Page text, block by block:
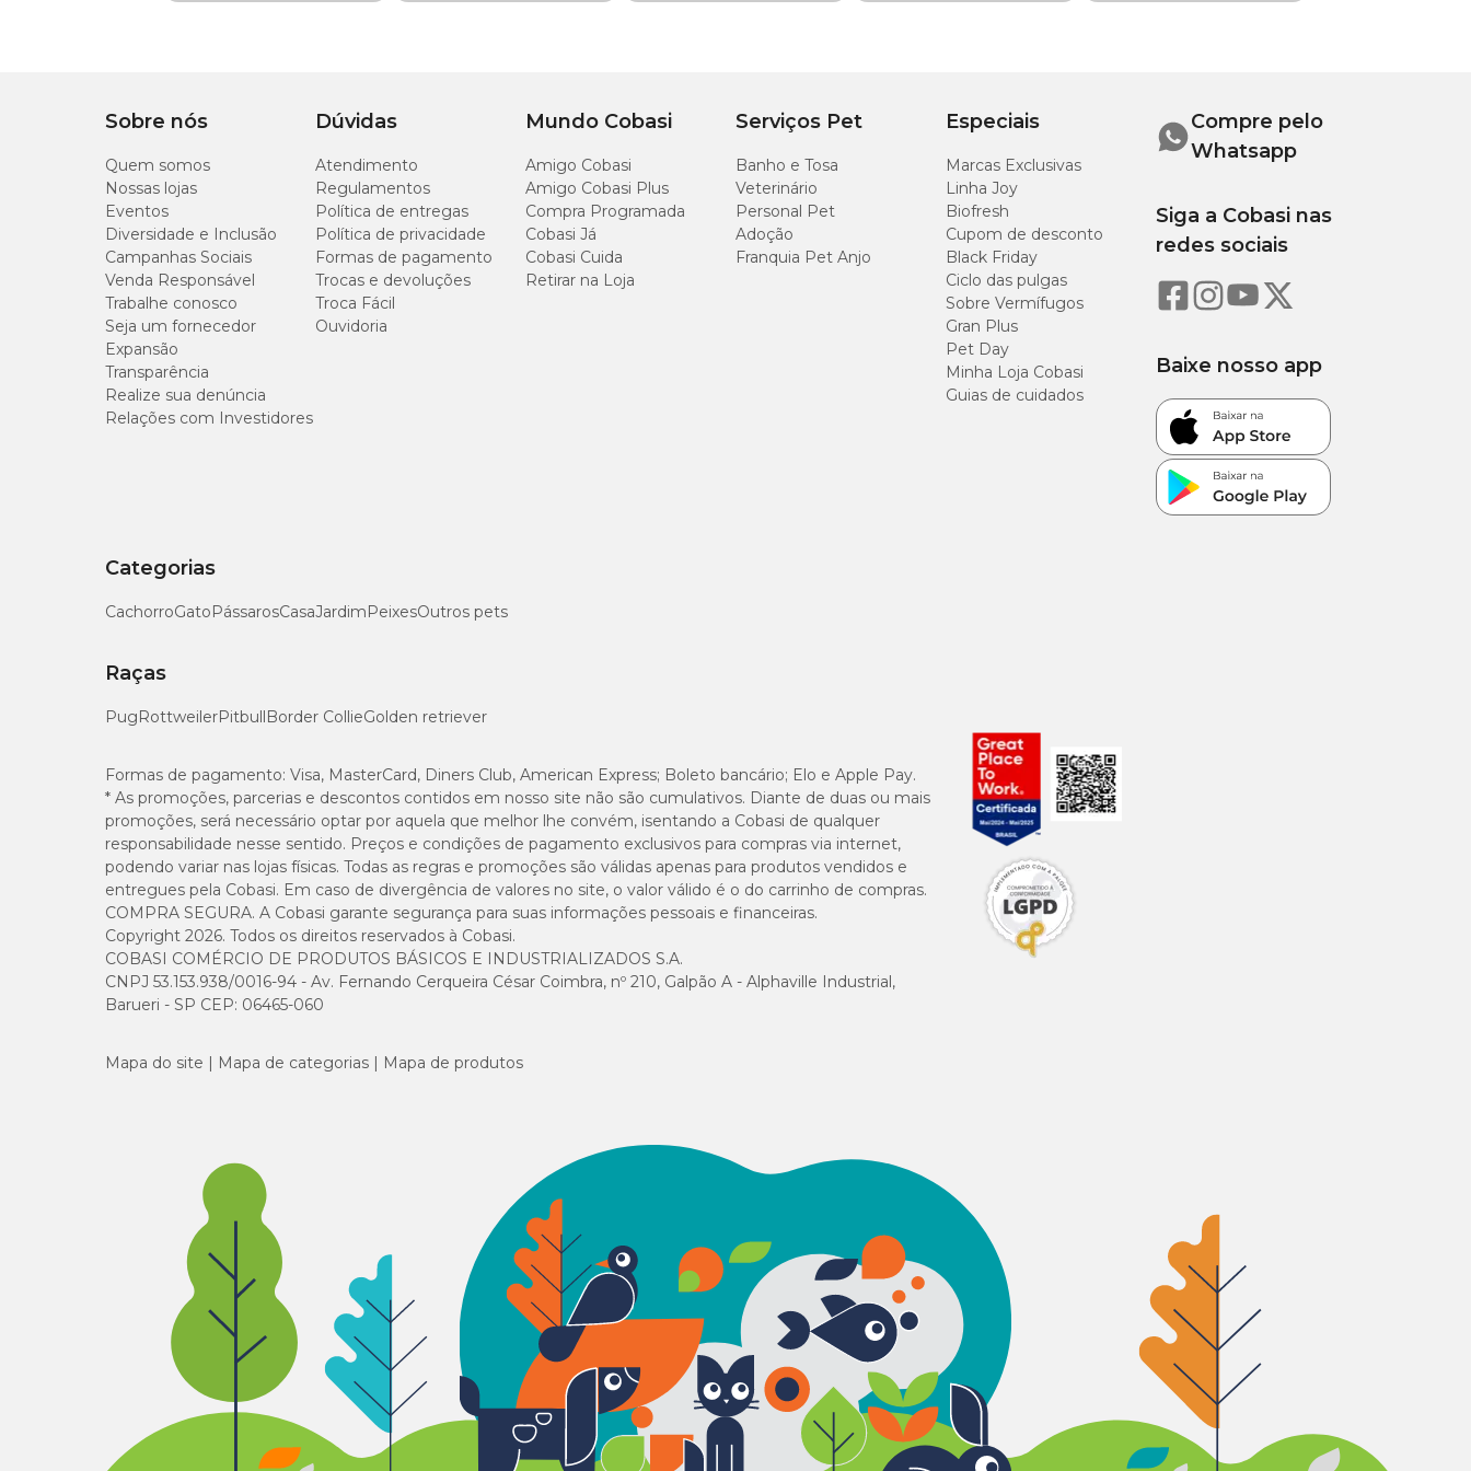
Apresentação Embalagens com 1 ou 3 comprimidos mastigáveis
Tipo de Pet Cachorros
pet. Após a administração, tem rápida ação protegendo por até 35 dias.
Cada comprimido do Simparic Trio 24mg possui:
Sarolaner: 24 mg;
Pamoato de pirantel: 100 mg;
Moxidectina: 0,48 mg.
Contraindicações
Deve-se ter cautela ao administrar em cães com histórico de convulsões ou de distúrbios neurológicos.
Não há reações adversas graves atribuídas à administração de Simparic Trio na dose recomendada.
Na Cobasi você encontra o Antipulgas Simparic Trio 24mg para Cães de 10,1 a 20kg com um preço especial, além de outros produtos com
excelentes ofertas. Visite o site, app ou uma de nossas lojas físicas e aproveite!
Perguntas Frequentes
Como administrar Simparic Trio?
O comprimido é altamente palatável e pode ser oferecido como um petisco, com ou sem alimento. A administração pode ser feita a cada 35 dias.
Sim! Ele previne novas infestações de pulgas ao eliminar os parasitas antes que possam colocar ovos, ajudando no controle ambiental e protegendo contra a
tênia de pulga (Dipylidium caninum).
E se eu atrasar a administração de uma dose de Simparic Trio?
Se uma dose de Simparic Trio for esquecida, uma nova dose deve ser administrada imediatamente. Se uma dose for vomitada ou cuspida, uma nova dose
deve ser dada novamente. Depois disso, continue seguindo o cronograma mensal de administração prescrito.
Sobre nós
Quem somos
Nossas lojas
Eventos
Diversidade e Inclusão
Campanhas Sociais
Venda Responsável
Trabalhe conosco
Seja um fornecedor
Expansão
Transparência
Realize sua denúncia
Relações com Investidores
Dúvidas
Atendimento
Regulamentos
Política de entregas
Política de privacidade
Formas de pagamento
Trocas e devoluções
Troca Fácil
Ouvidoria
Mundo Cobasi
Amigo Cobasi
Amigo Cobasi Plus
Compra Programada
Cobasi Já
Cobasi Cuida
Retirar na Loja
Serviços Pet
Banho e Tosa
Veterinário
Personal Pet
Adoção
Franquia Pet Anjo
Especiais
Marcas Exclusivas
Linha Joy
Biofresh
Cupom de desconto
Black Friday
Ciclo das pulgas
Sobre Vermífugos
Gran Plus
Pet Day
Minha Loja Cobasi
Guias de cuidados
Categorias
CachorroGatoPássarosCasaJardimPeixesOutros pets
Raças
PugRottweilerPitbullBorder CollieGolden retriever
Compre pelo
Whatsapp
Siga a Cobasi nas
redes sociais
Baixe nosso app
Formas de pagamento: Visa, MasterCard, Diners Club, American Express; Boleto bancário; Elo e Apple Pay.
* As promoções, parcerias e descontos contidos em nosso site não são cumulativos. Diante de duas ou mais
promoções, será necessário optar por aquela que melhor lhe convém, isentando a Cobasi de qualquer
responsabilidade nesse sentido. Preços e condições de pagamento exclusivos para compras via internet,
podendo variar nas lojas físicas. Todas as regras e promoções são válidas apenas para produtos vendidos e
entregues pela Cobasi. Em caso de divergência de valores no site, o valor válido é o do carrinho de compras.
COMPRA SEGURA. A Cobasi garante segurança para suas informações pessoais e financeiras.
Copyright 2026. Todos os direitos reservados à Cobasi.
COBASI COMÉRCIO DE PRODUTOS BÁSICOS E INDUSTRIALIZADOS S.A.
CNPJ 53.153.938/0016-94 - Av. Fernando Cerqueira César Coimbra, nº 210, Galpão A - Alphaville Industrial,
Barueri - SP CEP: 06465-060
Mapa do site Mapa de categorias Mapa de produtos